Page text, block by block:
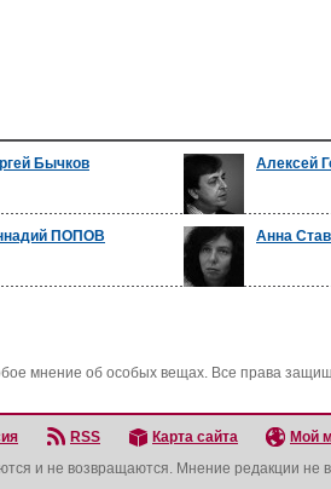
Бычков Алексей
ПОПОВ Анна
мнение об особых вещах. Все права
RSS Карта сайта Мой
и не возвращаются. Мнение редакции не